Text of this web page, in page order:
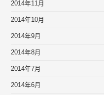
2014年11月
2014年10月
2014年9月
2014年8月
2014年7月
2014年6月